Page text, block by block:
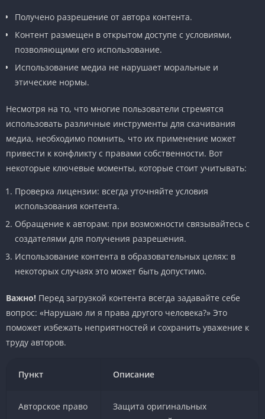
Получено разрешение от автора контента.
Контент размещен в открытом доступе с условиями,
позволяющими его использование.
Использование медиа не нарушает моральные и
этические нормы.
Несмотря на то, что многие пользователи стремятся
использовать различные инструменты для скачивания
медиа, необходимо помнить, что их применение может
привести к конфликту с правами собственности. Вот
некоторые ключевые моменты, которые стоит учитывать:
Проверка лицензии: всегда уточняйте условия
использования контента.
Обращение к авторам: при возможности связывайтесь с
создателями для получения разрешения.
Использование контента в образовательных целях: в
некоторых случаях это может быть допустимо.
Важно! Перед загрузкой контента всегда задавайте себе
вопрос: «Нарушаю ли я права другого человека?» Это
поможет избежать неприятностей и сохранить уважение к
труду авторов.
Пункт Описание
Авторское право
Защита оригинальных